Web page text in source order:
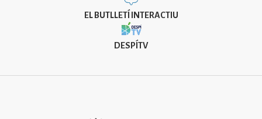
EL BUTLLETÍ INTERACTIU
DESPÍTV